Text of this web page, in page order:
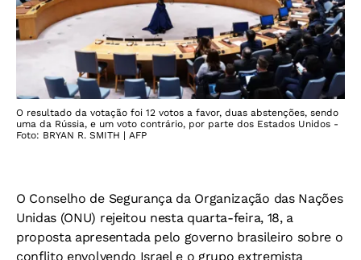
O resultado da votação foi 12 votos a favor, duas abstenções, sendo
uma da Rússia, e um voto contrário, por parte dos Estados Unidos -
Foto: BRYAN R. SMITH | AFP
O Conselho de Segurança da Organização das Nações
Unidas (ONU) rejeitou nesta quarta-feira, 18, a
proposta apresentada pelo governo brasileiro sobre o
conflito envolvendo Israel e o grupo extremista